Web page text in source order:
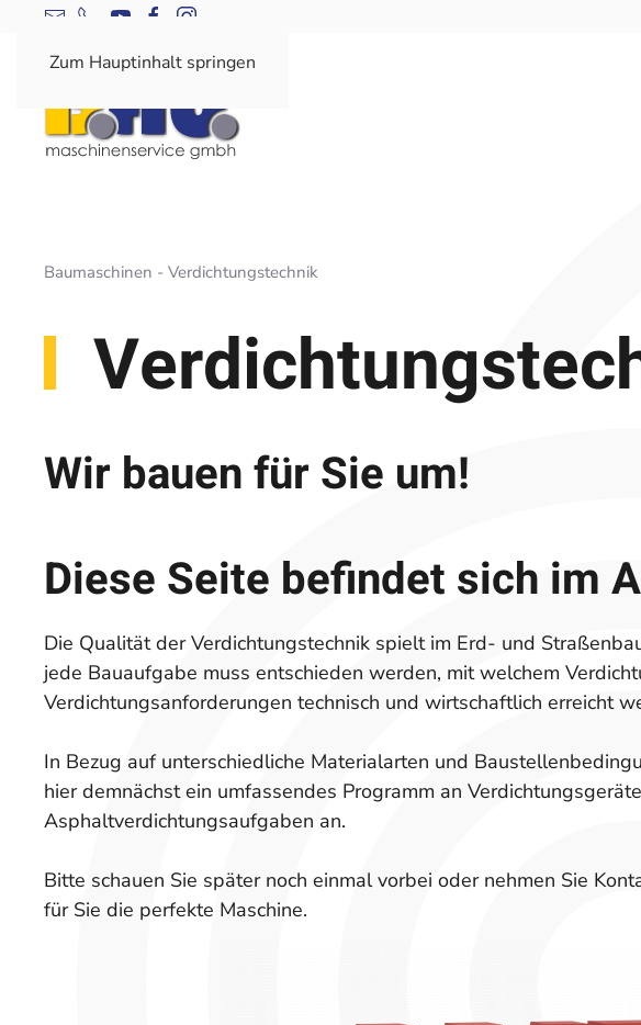
Zum Hauptinhalt springen
Baumaschinen - Verdichtungstechnik
Wir bauen für Sie um!
Diese Seite befindet sich im
Die Qualität der Verdichtungstechnik spielt im Erd- und
jede Bauaufgabe muss entschieden werden, mit welchem
Verdichtungsanforderungen technisch und wirtschaftlich erreicht
In Bezug auf unterschiedliche Materialarten und
hier demnächst ein umfassendes Programm an
Asphaltverdichtungsaufgaben an.
Bitte schauen Sie später noch einmal vorbei oder nehmen Sie
für Sie die perfekte Maschine.